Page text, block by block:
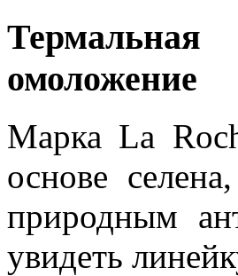
омоложение
Марка La
основе
природным
увидеть